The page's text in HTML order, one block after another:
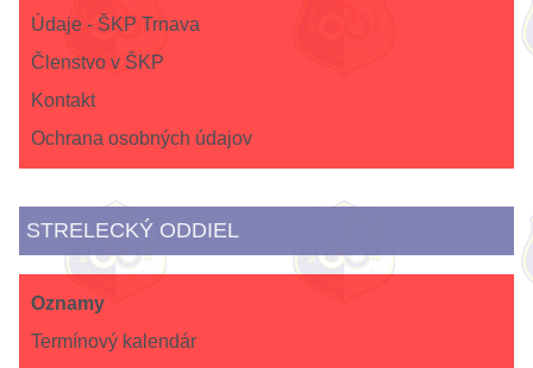
Údaje - ŠKP Trnava
Členstvo v ŠKP
Kontakt
Ochrana osobných údajov
STRELECKÝ ODDIEL
Oznamy
Termínový kalendár